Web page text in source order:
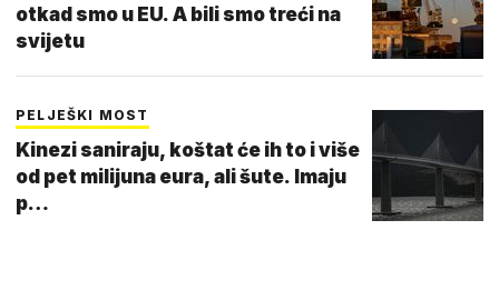
otkad smo u EU. A bili smo treći na
svijetu
PELJEŠKI MOST
Kinezi saniraju, koštat će ih to i više
od pet milijuna eura, ali šute. Imaju
p…